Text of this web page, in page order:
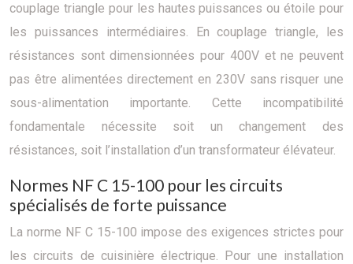
couplage triangle pour les hautes puissances ou étoile pour
les puissances intermédiaires. En couplage triangle, les
résistances sont dimensionnées pour 400V et ne peuvent
pas être alimentées directement en 230V sans risquer une
sous-alimentation importante. Cette incompatibilité
fondamentale nécessite soit un changement des
résistances, soit l’installation d’un transformateur élévateur.
Normes NF C 15-100 pour les circuits
spécialisés de forte puissance
La norme NF C 15-100 impose des exigences strictes pour
les circuits de cuisinière électrique. Pour une installation